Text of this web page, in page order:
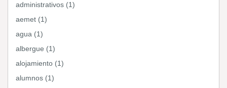
administrativos (1)
aemet (1)
agua (1)
albergue (1)
alojamiento (1)
alumnos (1)